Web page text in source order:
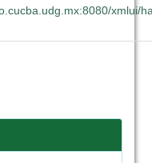
xmlui/